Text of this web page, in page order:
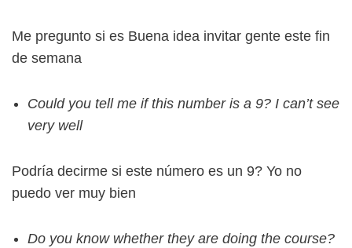
Me pregunto si es Buena idea invitar gente este fin
de semana
Could you tell me if this number is a 9? I can’t see
very well
Podría decirme si este número es un 9? Yo no
puedo ver muy bien
Do you know whether they are doing the course?